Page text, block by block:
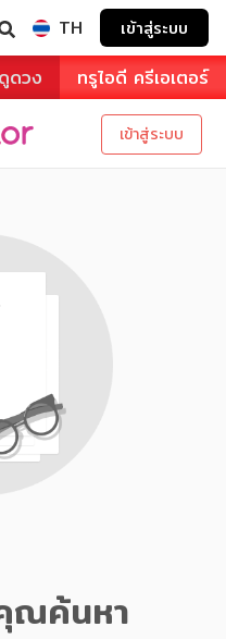
TH เข้าสู่ระบบ
ดูดวง ทรูไอดี ครีเอเตอร์
เข้าสู่ระบบ
ณค้นหา